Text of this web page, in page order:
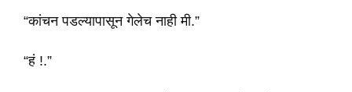
“कांचन पडल्यापासून गेलेच नाही मी.”
“हं !.”